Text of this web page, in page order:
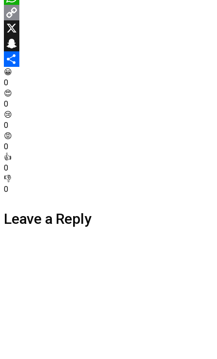
WhatsApp
Copy
Link
X
Snapchat
Share
😀
0
😍
0
😢
0
😡
0
👍
0
👎
0
Leave a Reply